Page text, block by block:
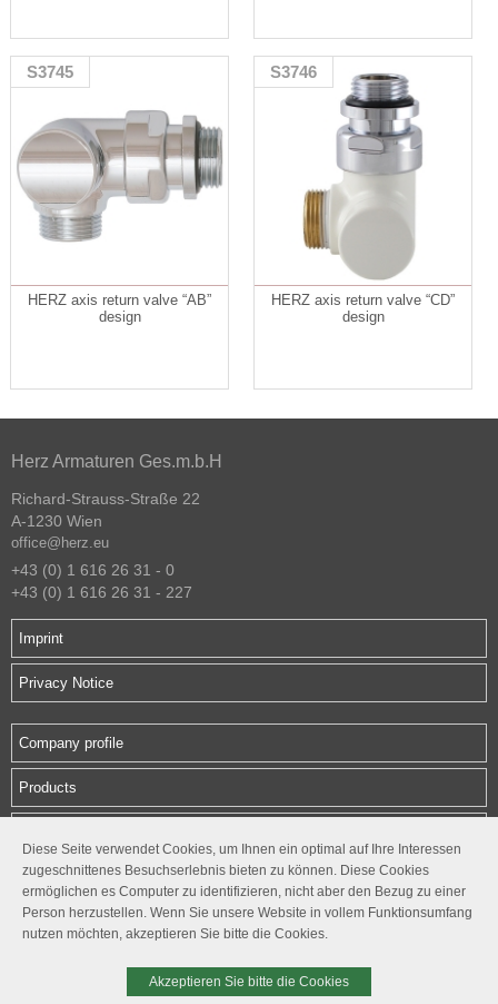
Diese Seite verwendet Cookies, um Ihnen ein optimal auf Ihre Interessen
zugeschnittenes Besuchserlebnis bieten zu können. Diese Cookies
ermöglichen es Computer zu identifizieren, nicht aber den Bezug zu einer
Person herzustellen. Wenn Sie unsere Website in vollem Funktionsumfang
nutzen möchten, akzeptieren Sie bitte die Cookies.
Akzeptieren Sie bitte die Cookies
S3745
HERZ axis return valve “AB”
design
S3746
HERZ axis return valve “CD”
design
Herz Armaturen Ges.m.b.H
Richard-Strauss-Straße 22
A-1230 Wien
office@herz.eu
+43 (0) 1 616 26 31 - 0
+43 (0) 1 616 26 31 - 227
Imprint
Privacy Notice
Company profile
Products
Contact
Follow us